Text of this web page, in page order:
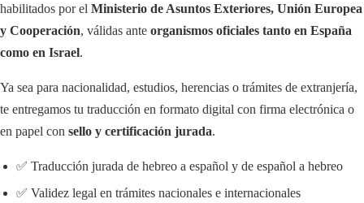
habilitados por el Ministerio de Asuntos Exteriores, Unión Europea
y Cooperación, válidas ante organismos oficiales tanto en España
como en Israel.
Ya sea para nacionalidad, estudios, herencias o trámites de extranjería,
te entregamos tu traducción en formato digital con firma electrónica o
en papel con sello y certificación jurada.
✅ Traducción jurada de hebreo a español y de español a hebreo
✅ Validez legal en trámites nacionales e internacionales